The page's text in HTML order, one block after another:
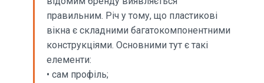
правильним. Річ у тому, що пластикові
вікна є складними багатокомпонентними
конструкціями. Основними тут є такі
елементи:
• сам профіль;